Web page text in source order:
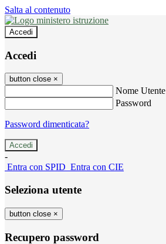
Salta al contenuto
Accedi
Accedi
button close ×
Nome Utente
Password
Password dimenticata?
-
Entra con SPID Entra con CIE
Seleziona utente
button close ×
Recupero password